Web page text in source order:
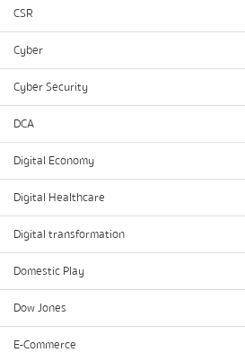
CSR
Cyber
Cyber Security
DCA
Digital Economy
Digital Healthcare
Digital transformation
Domestic Play
Dow Jones
E-Commerce